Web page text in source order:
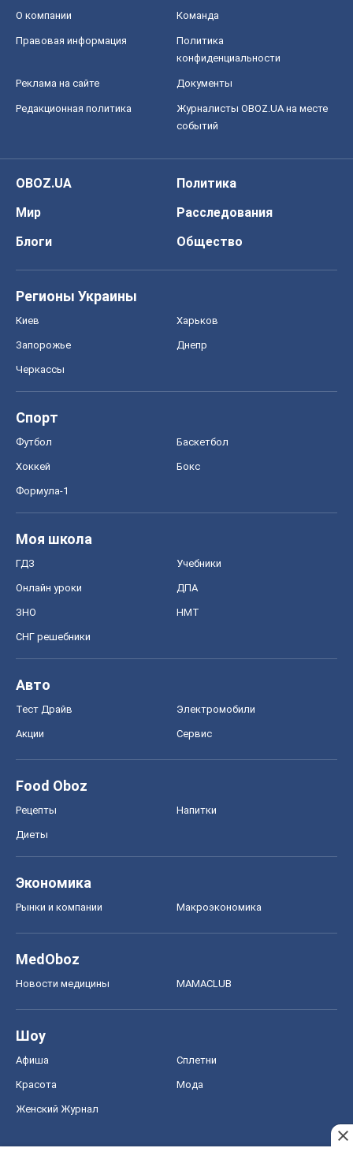
О компании Команда
Правовая информация
Политика
конфиденциальности
Реклама на сайте Документы
Редакционная политика
Журналисты OBOZ.UA на месте
событий
OBOZ.UA
Политика
Мир
Расследования
Блоги
Общество
Регионы Украины
Киев Харьков
Запорожье Днепр
Черкассы
Спорт
Футбол Баскетбол
Хоккей Бокс
Формула-1
Моя школа
ГДЗ Учебники
Онлайн уроки ДПА
ЗНО НМТ
СНГ решебники
Авто
Тест Драйв Электромобили
Акции Сервис
Food Oboz
Рецепты Напитки
Диеты
Экономика
Рынки и компании Mакроэкономика
MedOboz
Новости медицины MAMACLUB
Шоу
Афиша Сплетни
Красота Мода
Женский Журнал